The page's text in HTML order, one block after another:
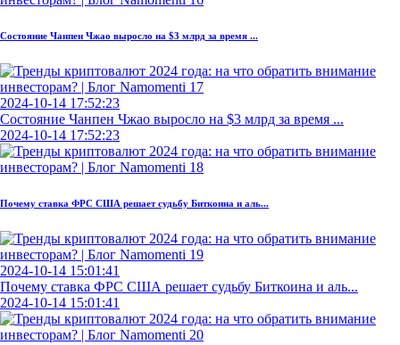
Состояние Чанпен Чжао выросло на $3 млрд за время ...
2024-10-14 17:52:23
Состояние Чанпен Чжао выросло на $3 млрд за время ...
2024-10-14 17:52:23
Почему ставка ФРС США решает судьбу Биткоина и аль...
2024-10-14 15:01:41
Почему ставка ФРС США решает судьбу Биткоина и аль...
2024-10-14 15:01:41